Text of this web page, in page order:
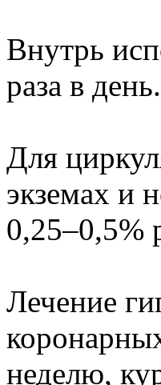
Внутрь
раза в день.
Для
экземах и
0,25–0,5%
Лечение
неделю,